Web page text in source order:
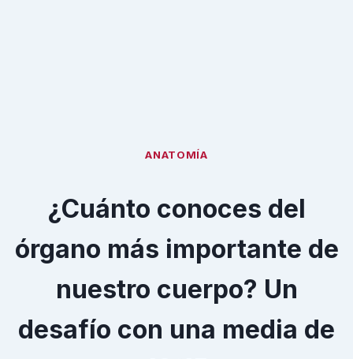
ANATOMÍA
¿Cuánto conoces del
órgano más importante de
nuestro cuerpo? Un
desafío con una media de